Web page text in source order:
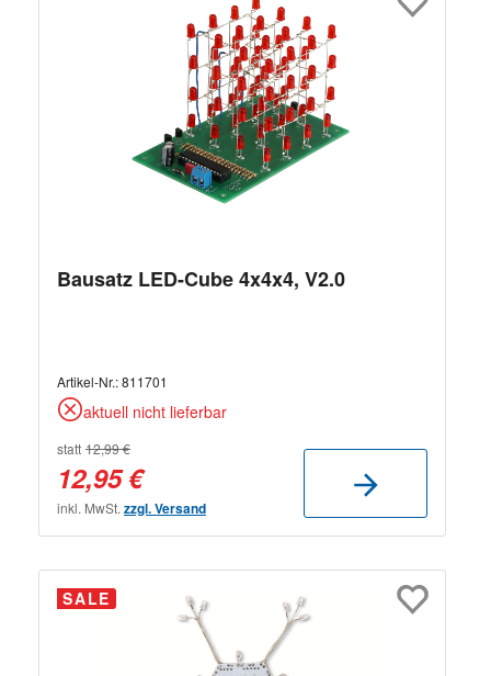
Bausatz LED-Cube 4x4x4, V2.0
Artikel-Nr.:811701
aktuell nicht lieferbar
statt 12,99 €
12,95 €
inkl. MwSt. zzgl. Versand
SALE